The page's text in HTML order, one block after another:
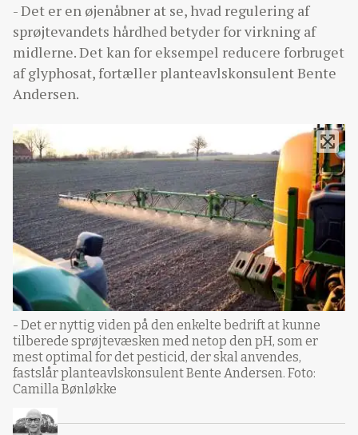
- Det er en øjenåbner at se, hvad regulering af
sprøjtevandets hårdhed betyder for virkning af
midlerne. Det kan for eksempel reducere forbruget
af glyphosat, fortæller planteavlskonsulent Bente
Andersen.
- Det er nyttig viden på den enkelte bedrift at kunne
tilberede sprøjtevæsken med netop den pH, som er
mest optimal for det pesticid, der skal anvendes,
fastslår planteavlskonsulent Bente Andersen. Foto:
Camilla Bønløkke